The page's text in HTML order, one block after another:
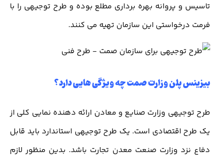
تاسیس و پروانه بهره برداری مطلع بوده و طرح توجیهی را با
فرمت درخواستی این سازمان تهیه می کنند.
بیزینس پلن وزارت صمت چه ویژگی هایی دارد؟
طرح توجیهی وزارت صنایع و معادن ارائه دهنده نمایی کلی از
یک طرح اقتصادی است. یک طرح توجیهی استاندارد باید قابل
دفاع نزد وزارت صنعت معدن تجارت باشد. بدین منظور لازم